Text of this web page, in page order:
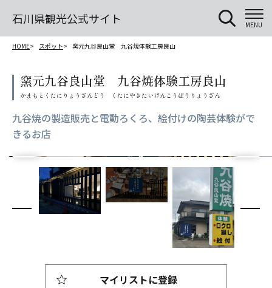
石川県観光公式サイト MENU
HOME スポット 窯元九谷良山堂 九谷焼体験工房良山
窯元九谷良山堂 九谷焼体験工房良山
九谷焼の製造販売と電動ろくろ、絵付けの陶芸体験がで
きるお店
マイリストに登録